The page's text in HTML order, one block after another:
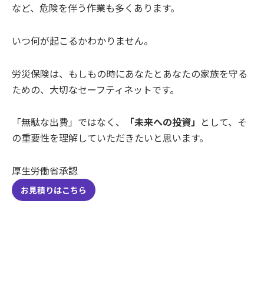
など、危険を伴う作業も多くあります。
いつ何が起こるかわかりません。
労災保険は、もしもの時にあなたとあなたの家族を守る
ための、大切なセーフティネットです。
「無駄な出費」ではなく、 「未来への投資」 として、そ
の重要性を理解していただきたいと思います。
厚生労働省承認
お見積りはこちら